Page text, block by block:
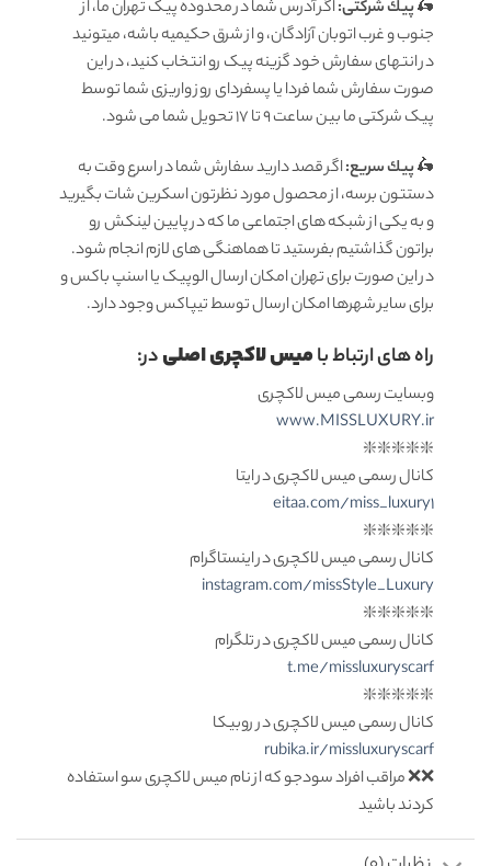
🛵پيك شرکتی:اگر آدرس شما در محدوده پیک تهران ما، از
جنوب و غرب اتوبان آزادگان، و از شرق حکیمیه باشه، میتونید
در انتهای سفارش خود گزینه پیک رو انتخاب کنید، در این
صورت سفارش شما فردا یا پسفردای روز واريزى شما توسط
پیک شرکتی ما بين ساعت 9 تا 17 تحويل شما مى شود.
🛵پيك سریع:اگر قصد دارید سفارش شما در اسرع وقت به
دستتون برسه، از محصول مورد نظرتون اسکرین شات بگیرید
و به یکی از شبکه های اجتماعی ما که در پایین لینکش رو
براتون گذاشتیم بفرستید تا هماهنگی های لازم انجام شود.
در این صورت برای تهران امکان ارسال الوپیک یا اسنپ باکس و
برای سایر شهرها امکان ارسال توسط تیپاکس وجود دارد.
راه های ارتباط بامیس لاکچری اصلیدر:
وبسایت رسمی میس لاکچری
www.MISSLUXURY.ir
❇️❇️❇️❇️❇️
کانال رسمی میس لاکچری در ایتا
eitaa.com/miss_luxury1
❇️❇️❇️❇️❇️
کانال رسمی میس لاکچری در اینستاگرام
instagram.com/missStyle_Luxury
❇️❇️❇️❇️❇️
کانال رسمی میس لاکچری در تلگرام
t.me/missluxuryscarf
❇️❇️❇️❇️❇️
کانال رسمی میس لاکچری در روبیکا
rubika.ir/missluxuryscarf
❌❌ مراقب افراد سودجو که از نام میس لاکچری سو استفاده
کردند باشید